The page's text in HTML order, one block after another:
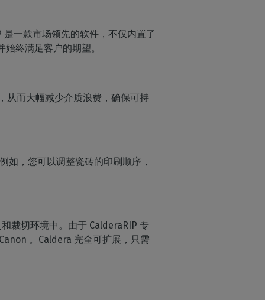
一款市场领先的软件，不仅内置了
终满足客户的期望。
从而大幅减少介质浪费，确保可持
如，您可以调整瓷砖的印刷顺序，
裁切环境中。由于 CalderaRIP 专
。Caldera 完全可扩展，只需